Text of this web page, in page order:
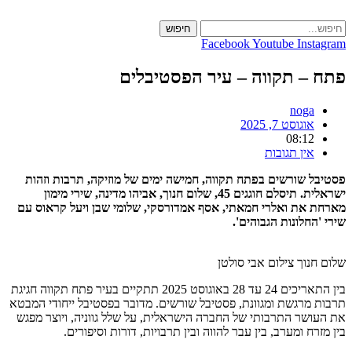
to
content
חיפוש
FacebookYoutube Instagram
פתח – תקווה – עיר הפסטיבלים
noga
אוגוסט 7, 2025
08:12
אין תגובות
פסטיבל שורשים בפתח תקווה, חמישה ימים של מוזיקה, תרבות וזהות
ישראלית. תיסלם חוגגים 45, שלום חנוך, אביהו מדינה, שירי מימון
מארחת את ואלרי חמאתי, אסף אמדורסקי, שלומי שבן ויעל קראוס עם
שירי 'החלונות הגבוהים'.
שלום חנוך צילום אבי סולטן
בין התאריכים 24 עד 28 באוגוסט 2025 תתקיים בעיר פתח תקווה חגיגת
תרבות מרגשת ומגוונת, פסטיבל שורשים. מדובר בפסטיבל ייחודי המבטא
את העושר התרבותי של החברה הישראלית, על שלל גווניה, ויוצר מפגש
בין מזרח ומערב, בין עבר להווה ובין תרבויות, דורות וסיפורים.